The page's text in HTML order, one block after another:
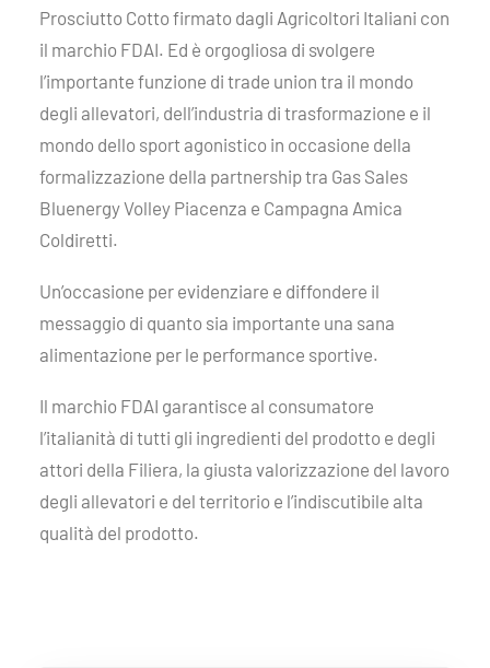
Prosciutto Cotto firmato dagli Agricoltori Italiani con
il marchio FDAI. Ed è orgogliosa di svolgere
l’importante funzione di trade union tra il mondo
degli allevatori, dell’industria di trasformazione e il
mondo dello sport agonistico in occasione della
formalizzazione della partnership tra Gas Sales
Bluenergy Volley Piacenza e Campagna Amica
Coldiretti.
Un’occasione per evidenziare e diffondere il
messaggio di quanto sia importante una sana
alimentazione per le performance sportive.
Il marchio FDAI garantisce al consumatore
l’italianità di tutti gli ingredienti del prodotto e degli
attori della Filiera, la giusta valorizzazione del lavoro
degli allevatori e del territorio e l’indiscutibile alta
qualità del prodotto.